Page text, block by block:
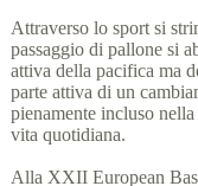
Attraverso lo sport si
passaggio di pallone si
attiva della pacifica ma
parte attiva di un
pienamente incluso
vita quotidiana.
Alla XXII European